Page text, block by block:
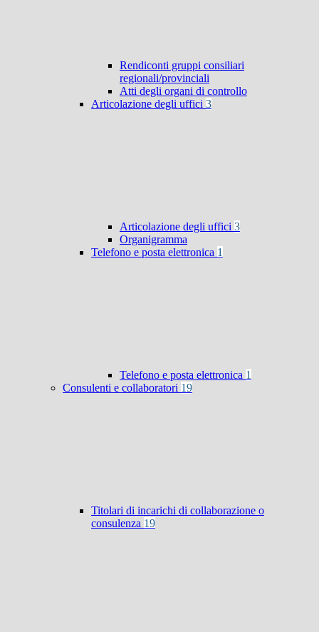
Rendiconti gruppi consiliari
regionali/provinciali
Atti degli organi di controllo
Articolazione degli uffici 3
Articolazione degli uffici 3
Organigramma
Telefono e posta elettronica 1
Telefono e posta elettronica 1
Consulenti e collaboratori 19
Titolari di incarichi di collaborazione o
consulenza 19